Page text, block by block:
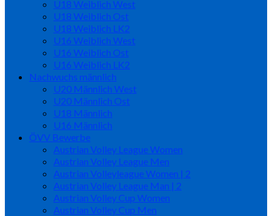
U18 Weiblich West
U18 Weiblich Ost
U18 Weiblich LK2
U16 Weiblich West
U16 Weiblich Ost
U16 Weiblich LK2
Nachwuchs männlich
U20 Männlich West
U20 Männlich Ost
U18 Männlich
U16 Männlich
ÖVV Bewerbe
Austrian Volley League Women
Austrian Volley League Men
Austrian Volleyleague Women | 2
Austrian Volley League Man | 2
Austrian Volley Cup Women
Austrian Volley Cup Men